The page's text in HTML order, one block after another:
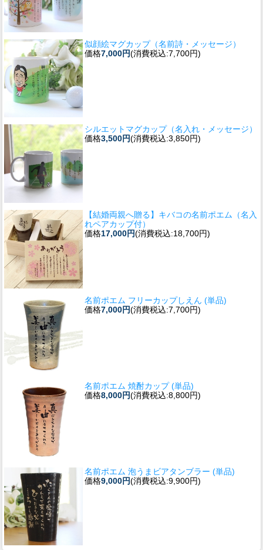
似顔絵マグカップ（名前詩・メッセージ）
価格7,000円(消費税込:7,700円)
シルエットマグカップ（名入れ・メッセージ）
価格3,500円(消費税込:3,850円)
【結婚両親へ贈る】キバコの名前ポエム（名入
れペアカップ付）
価格17,000円(消費税込:18,700円)
名前ポエム フリーカップしえん (単品)
価格7,000円(消費税込:7,700円)
名前ポエム 焼酎カップ (単品)
価格8,000円(消費税込:8,800円)
名前ポエム 泡うまビアタンブラー (単品)
価格9,000円(消費税込:9,900円)